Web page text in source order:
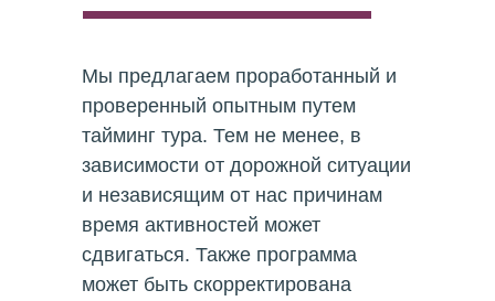
Мы предлагаем проработанный и
проверенный опытным путем
тайминг тура. Тем не менее, в
зависимости от дорожной ситуации
и независящим от нас причинам
время активностей может
сдвигаться. Также программа
может быть скорректирована